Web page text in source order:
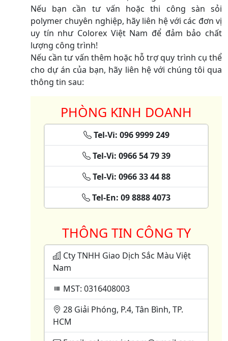
Nếu bạn cần tư vấn hoặc thi công sàn sỏi
polymer chuyên nghiệp, hãy liên hệ với các đơn vị
uy tín như Colorex Việt Nam để đảm bảo chất
lượng công trình!
Nếu cần tư vấn thêm hoặc hỗ trợ quy trình cụ thể
cho dự án của bạn, hãy liên hệ với chúng tôi qua
thông tin sau:
PHÒNG KINH DOANH
Tel-Vi: 096 9999 249
Tel-Vi: 0966 54 79 39
Tel-Vi: 0966 33 44 88
Tel-En: 09 8888 4073
THÔNG TIN CÔNG TY
Cty TNHH Giao Dịch Sắc Màu Việt
Nam
MST: 0316408003
28 Giải Phóng, P.4, Tân Bình, TP.
HCM